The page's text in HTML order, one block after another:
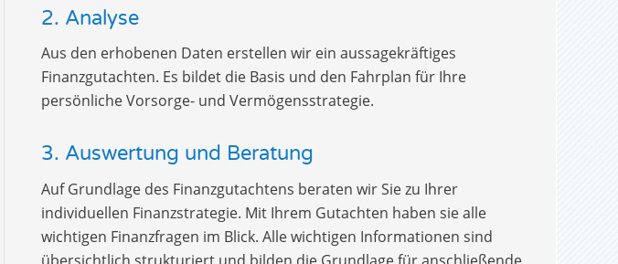
2. Analyse
Aus den erhobenen Daten erstellen wir ein aussagekräftiges
Finanzgutachten. Es bildet die Basis und den Fahrplan für Ihre
persönliche Vorsorge- und Vermögensstrategie.
3. Auswertung und Beratung
Auf Grundlage des Finanzgutachtens beraten wir Sie zu Ihrer
individuellen Finanzstrategie. Mit Ihrem Gutachten haben sie alle
wichtigen Finanzfragen im Blick. Alle wichtigen Informationen sind